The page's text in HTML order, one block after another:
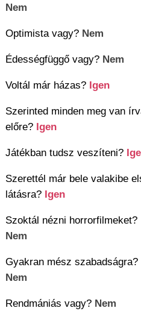
Nem
Optimista vagy? Nem
Édességfüggő vagy? Nem
Voltál már házas? Igen
Szerinted minden meg van
előre? Igen
Játékban tudsz veszíteni?
Szerettél már bele valakibe
látásra? Igen
Szoktál nézni horrorfilmeket?
Nem
Gyakran mész szabadságra?
Nem
Rendmániás vagy? Nem